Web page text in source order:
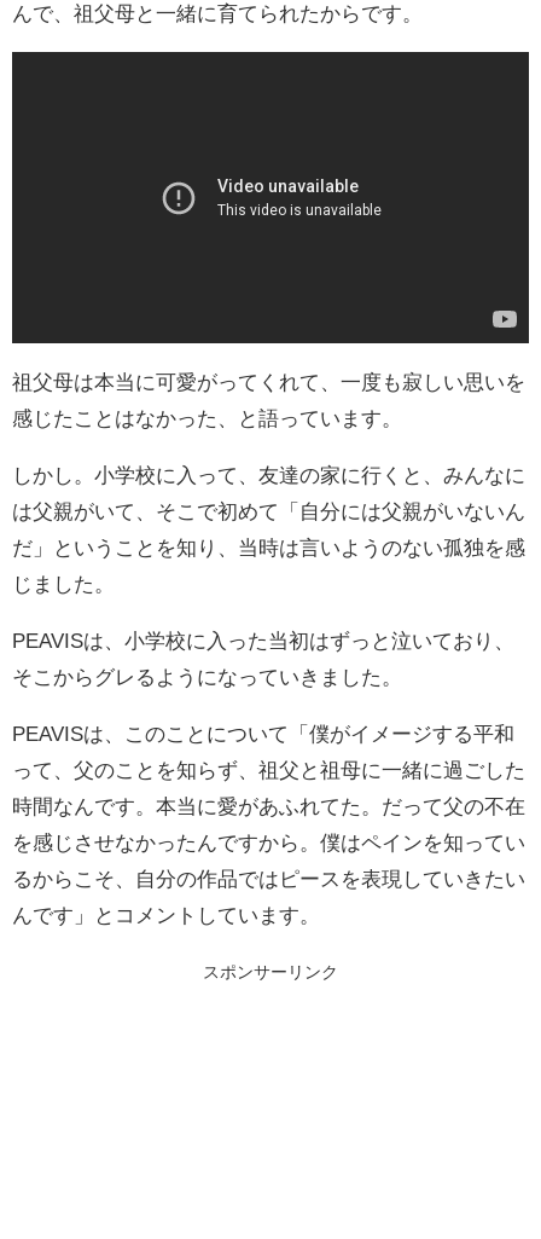
んで、祖父母と一緒に育てられたからです。
祖父母は本当に可愛がってくれて、一度も寂しい思いを
感じたことはなかった、と語っています。
しかし。小学校に入って、友達の家に行くと、みんなに
は父親がいて、そこで初めて「自分には父親がいないん
だ」ということを知り、当時は言いようのない孤独を感
じました。
PEAVISは、小学校に入った当初はずっと泣いており、
そこからグレるようになっていきました。
PEAVISは、このことについて「僕がイメージする平和
って、父のことを知らず、祖父と祖母に一緒に過ごした
時間なんです。本当に愛があふれてた。だって父の不在
を感じさせなかったんですから。僕はペインを知ってい
るからこそ、自分の作品ではピースを表現していきたい
んです」とコメントしています。
スポンサーリンク